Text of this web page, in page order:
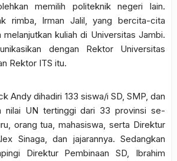
memilih politeknik negeri lain.
rimba, Irman Jalil, yang bercita-cita
melanjutkan kuliah di Universitas Jambi.
dengan Rektor Universitas
Rektor ITS itu.
Andy dihadiri 133 siswa/i SD, SMP, dan
nilai UN tertinggi dari 33 provinsi se-
orang tua, mahasiswa, serta Direktur
Sinaga, dan jajarannya. Sedangkan
Direktur Pembinaan SD, Ibrahim